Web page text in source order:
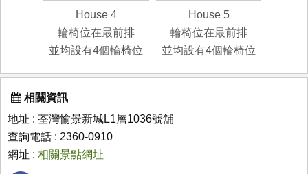
House 4
輪椅位在最前排
並均設有4個輪椅位
House 5
輪椅位在最前排
並均設有4個輪椅位
相關資訊
地址 : 荃灣愉景新城L1層1036號舖
查詢電話 : 2360-0910
網址 : 相關景點網址